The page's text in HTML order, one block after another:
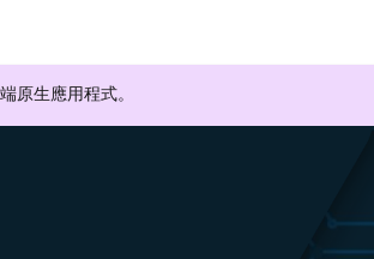
原生應用程式。